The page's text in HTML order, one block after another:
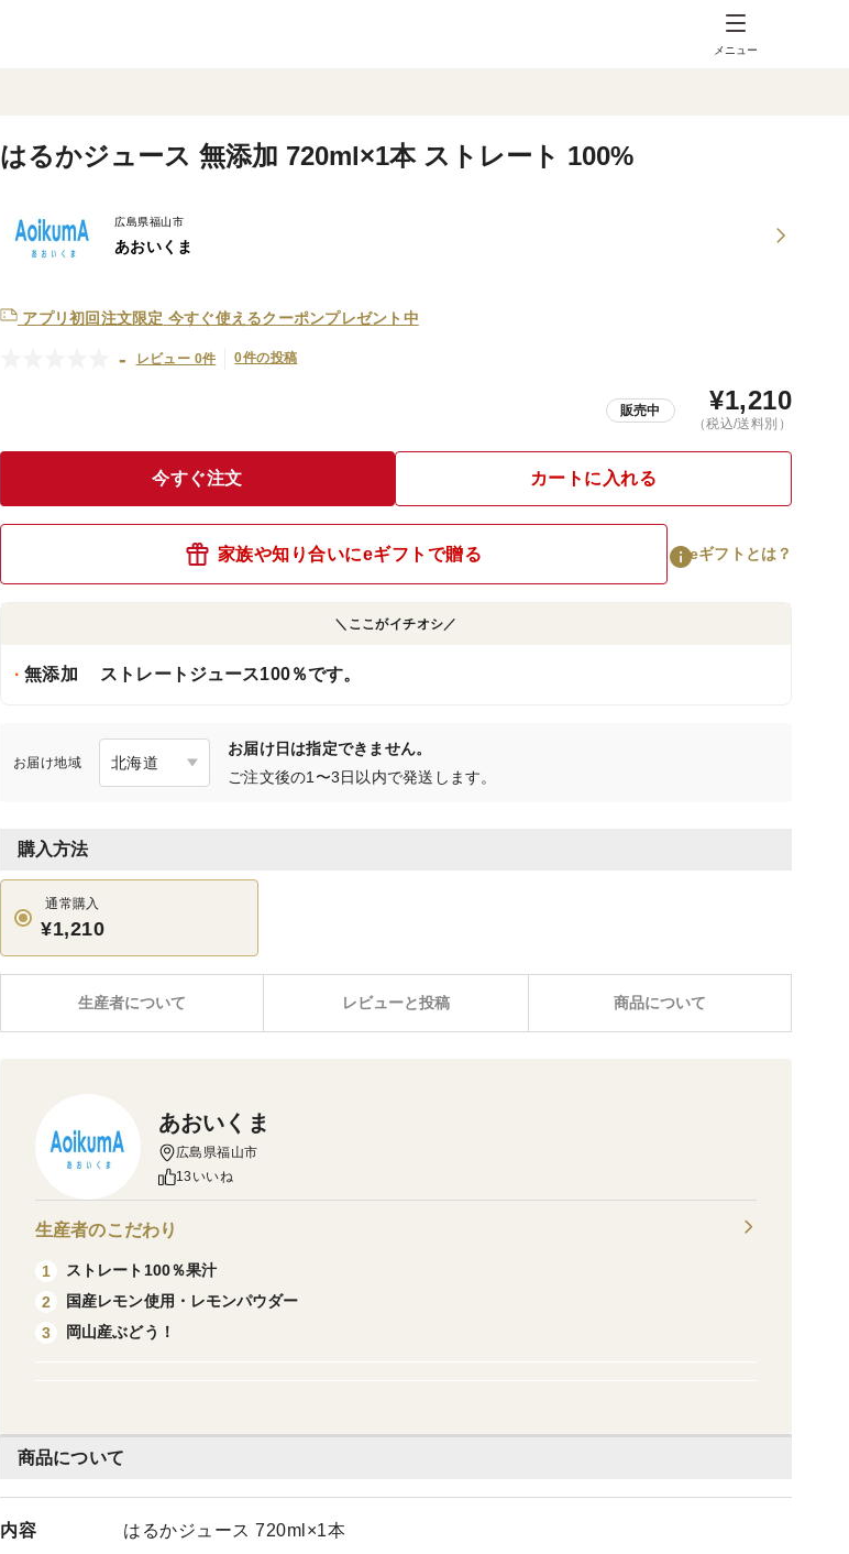
メニュー
はるかジュース 無添加 720ml×1本 ストレート 100%
広島県福山市
あおいくま
アプリ初回注文限定 今すぐ使えるクーポンプレゼント中
- レビュー 0件 0件の投稿
販売中 ¥1,210
（税込/送料別）
今すぐ注文 カートに入れる
家族や知り合いにeギフトで贈る eギフトとは？
＼ここがイチオシ／
無添加 ストレートジュース100％です。
お届け地域
お届け日は指定できません。
ご注文後の1〜3日以内で発送します。
購入方法
通常購入
¥1,210
レビューと投稿 商品について
生産者について
商品について
内容 はるかジュース 720ml×1本
あおいくま
広島県福山市
13いいね
生産者のこだわり
1
ストレート100％果汁
2
国産レモン使用・レモンパウダー
3
岡山産ぶどう！